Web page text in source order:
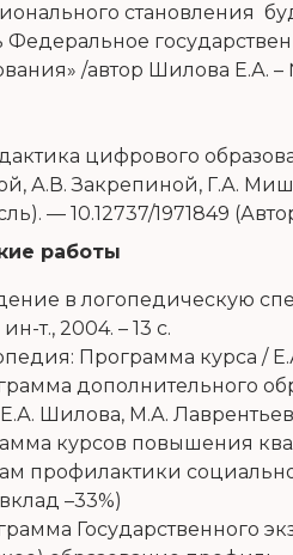
становления
Федеральное
/автор Шилова Е.А. –
цифрового
А.В. Закрепиной, Г.А.
— 10.12737/1971849
работы
в логопедическую
т., 2004. – 13 с.
Программа курса /
дополнительного
Шилова, М.А.
курсов повышения
профилактики
–33%)
Государственного